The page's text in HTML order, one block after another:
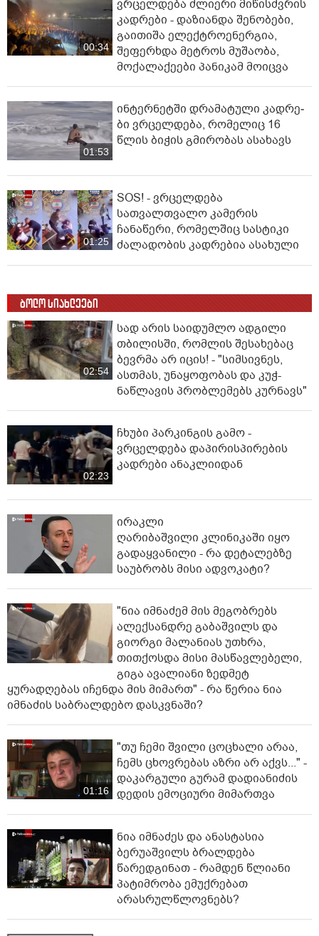
00:34
ვრცელდება ძლიერი მიწისძვრის
კადრები - დაზიანდა შენობები,
გაითიშა ელექტროენერგია,
შეფერხდა მეტროს მუშაობა,
მოქალაქეები პანიკამ მოიცვა
01:53
ინ­ტერ­ნეტ­ში დრა­მა­ტუ­ლი კად­რე­
ბი ვრცელდება, რომელიც 16
წლის ბიჭის გმირობას ასახავს
01:25
SOS! - ვრცელდება
სათვალთვალო კამერის
ჩანაწერი, რომელშიც სასტიკი
ძალადობის კადრებია ასახული
ბოლო სიახლეები
02:54
სად არის საიდუმლო ადგილი
თბილისში, რომლის შესახებაც
ბევრმა არ იცის! - "სიმსივნეს,
ასთმას, უნაყოფობას და კუჭ-
ნაწლავის პრობლემებს კურნავს"
02:23
ჩხუბი პარკინგის გამო -
ვრცელდება დაპირისპირების
კადრები ანაკლიიდან
ირაკლი
ღარიბაშვილი კლინიკაში იყო
გადაყვანილი - რა დეტალებზე
საუბრობს მისი ადვოკატი?
"ნია იმნაძემ მის მეგობრებს
ალექსანდრე გაბაშვილს და
გიორგი მალანიას უთხრა,
თითქოსდა მისი მასწავლებელი,
გიგა ავალიანი ზედმეტ
ყურადღებას იჩენდა მის მიმართ" - რა წერია ნია
იმნაძის საბრალდებო დასკვნაში?
01:16
"თუ ჩემი შვილი ცოცხალი არაა,
ჩემს ცხოვრებას აზრი არ აქვს..." -
დაკარგული გურამ დადიანიძის
დედის ემოციური მიმართვა
ნია იმნაძეს და ანასტასია
ბერუაშვილს ბრალდება
წარედგინათ - რამდენ წლიანი
პატიმრობა ემუქრებათ
არასრულწლოვნებს?